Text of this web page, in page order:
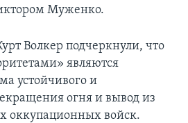
Муженко.
Волкер подчеркнули, что
являются
устойчивого и
огня и вывод из
оккупационных войск.